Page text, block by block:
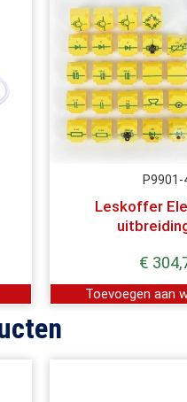
P9901-
Leskoffer
€
Toevoegen aan